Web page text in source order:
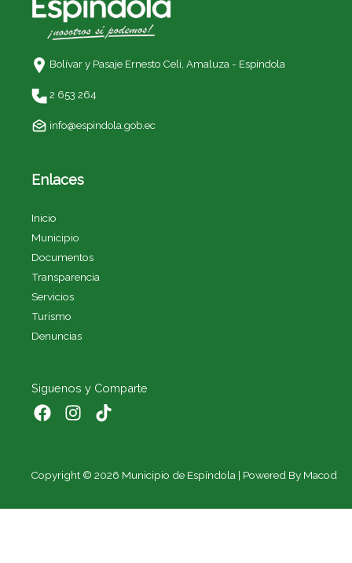
Bolívar y Pasaje Ernesto Celi, Amaluza - Espíndola
2 653 264
info@espindola.gob.ec
Enlaces
Inicio
Municipio
Documentos
Transparencia
Servicios
Turismo
Denuncias
Siguenos y Comparte
Copyright © 2026 Municipio de Espíndola | Powered By Macod